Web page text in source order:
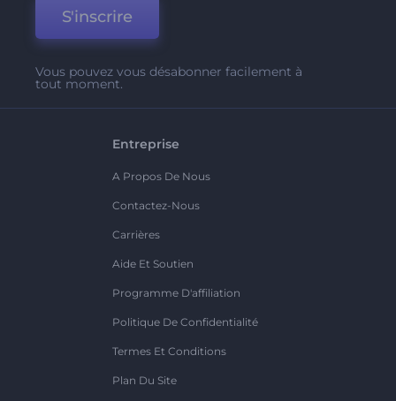
S'inscrire
Vous pouvez vous désabonner facilement à
tout moment.
Entreprise
A Propos De Nous
Contactez-Nous
Carrières
Aide Et Soutien
Programme D'affiliation
Politique De Confidentialité
Termes Et Conditions
Plan Du Site